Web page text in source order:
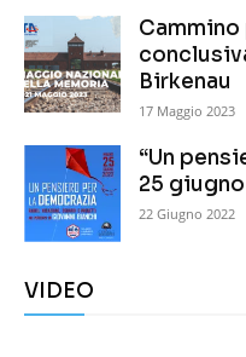
Birkenau
17 Maggio 2023
“Un
25
22 Giugno 2022
VIDEO